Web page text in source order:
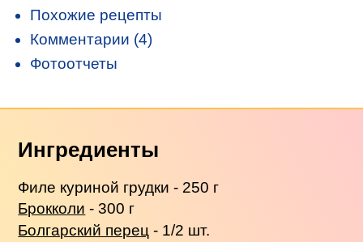
Похожие рецепты
Комментарии (4)
Фотоотчеты
Ингредиенты
Филе куриной грудки - 250 г
Брокколи - 300 г
Болгарский перец - 1/2 шт.